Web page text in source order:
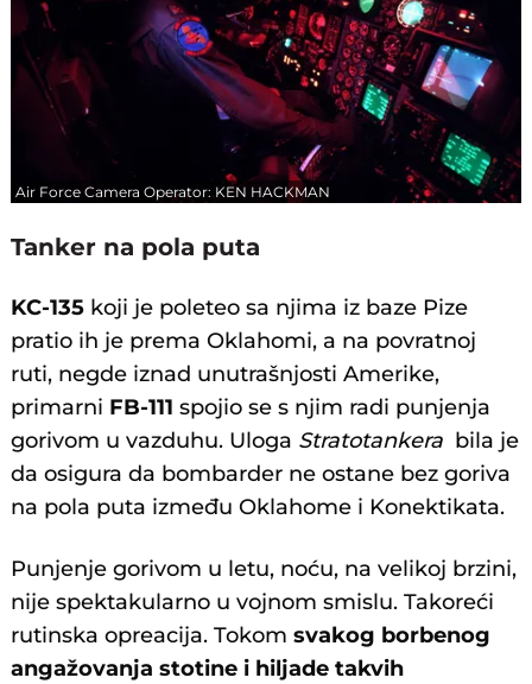
Air Force Camera Operator: KEN HACKMAN
Tanker na pola puta
KC-135 koji je poleteo sa njima iz baze Pize
pratio ih je prema Oklahomi, a na povratnoj
ruti, negde iznad unutrašnjosti Amerike,
primarni FB-111 spojio se s njim radi punjenja
gorivom u vazduhu. Uloga Stratotankera bila je
da osigura da bombarder ne ostane bez goriva
na pola puta između Oklahome i Konektikata.
Punjenje gorivom u letu, noću, na velikoj brzini,
nije spektakularno u vojnom smislu. Takoreći
rutinska opreacija. Tokom svakog borbenog
angažovanja stotine i hiljade takvih